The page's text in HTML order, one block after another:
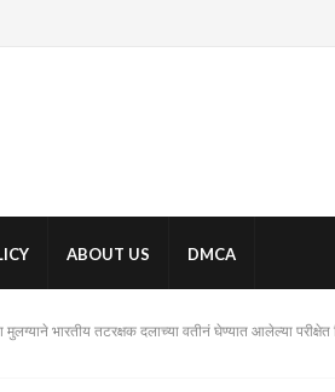
ABOUT US DMCA
मुलग्याने भारतीय तटरक्षक दलाच्या वतीनं घेण्यात आलेल्या